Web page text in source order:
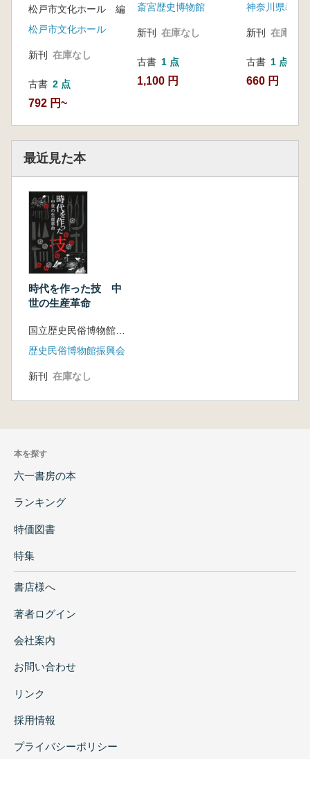
松戸市文化ホール 編
松戸市文化ホール
新刊 在庫なし
古書 2 点
792 円~
斎宮歴史博物館
新刊 在庫なし
古書 1 点
1,100 円
新刊 在庫なし
古書 1 点
660 円
最近見た本
時代を作った技 中
世の生産革命
歴史民俗博物館振興会
新刊 在庫なし
本を探す
六一書房の本
ランキング
特価図書
特集
書店様へ
著者ログイン
会社案内
お問い合わせ
リンク
採用情報
プライバシーポリシー